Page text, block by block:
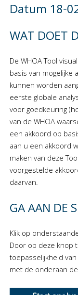
Datum 18-
WAT DOET
De WHOA Tool
basis van mogelijke
kunnen worden
eerste globale
voor goedkeuring
van de WHOA
een akkoord op
aan u een akkoord
maken van deze
voorgestelde
daarvan.
GA AAN DE
Klik op
Door op deze knop
toepasselijkheid
met de onderaan